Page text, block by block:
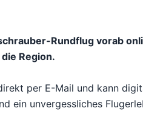
Rundflug vorab
Region.
per E-Mail und kann
ein unvergessliches